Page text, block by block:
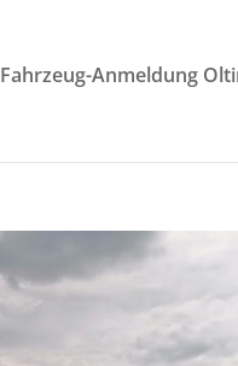
Fahrzeug-Anmeldung